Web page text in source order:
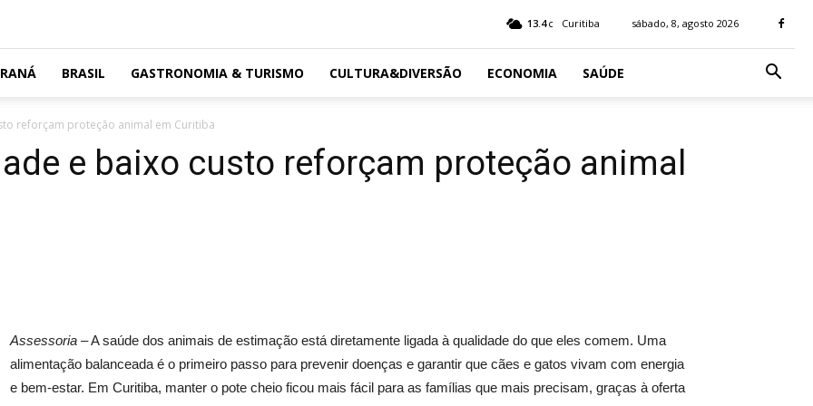
13.4 C Curitiba sábado, 8, agosto 2026
BRASIL GASTRONOMIA & TURISMO CULTURA&DIVERSÃO ECONOMIA SAÚDE
reforçam proteção animal em Curitiba
e baixo custo reforçam proteção animal
Assessoria –A saúde dos animais de estimação está diretamente ligada à qualidade do que eles comem. Uma
alimentação balanceada é o primeiro passo para prevenir doenças e garantir que cães e gatos vivam com energia
e bem-estar. Em Curitiba, manter o pote cheio ficou mais fácil para as famílias que mais precisam, graças à oferta